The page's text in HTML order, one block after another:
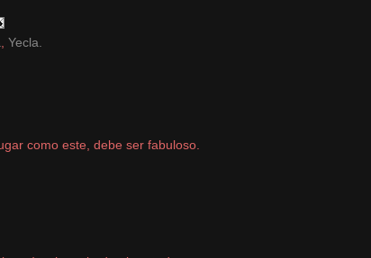
Yecla.
como este, debe ser fabuloso.